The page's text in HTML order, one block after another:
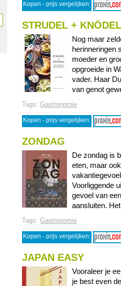
Kopen - prijs vergelijken:
STRUDEL + KNÖDEL
Nog maar
herinneringen
moeder en
opgroeide in
vader. Haar
van genot
Tags: Gastronomie
Kopen - prijs vergelijken:
ZONDAG
De zondag is
eten, maar
Voorliggende
gevoel van
aansluiten.
Tags: Gastronomie
Kopen - prijs vergelijken:
JAPAN EASY
Vooraleer je
je best even